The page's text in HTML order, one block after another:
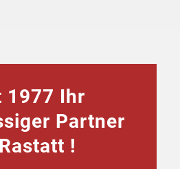
1977 Ihr
Partner
!